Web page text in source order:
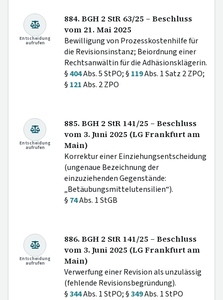
Entscheidung
aufrufen
884. BGH 2 StR 63/25 – Beschluss
vom 21. Mai 2025
Bewilligung von Prozesskostenhilfe für
die Revisionsinstanz; Beiordnung einer
Rechtsanwältin für die Adhäsionsklägerin.
§404Abs. 5 StPO; § 119Abs. 1 Satz 2 ZPO;
§ 121Abs. 2 ZPO
Entscheidung
aufrufen
885. BGH 2 StR 141/25 – Beschluss
vom 3. Juni 2025 (LG Frankfurt am
Main)
Korrektur einer Einziehungsentscheidung
(ungenaue Bezeichnung der
einzuziehenden Gegenstände:
„Betäubungsmittelutensilien“).
§ 74Abs. 1 StGB
Entscheidung
aufrufen
886. BGH 2 StR 141/25 – Beschluss
vom 3. Juni 2025 (LG Frankfurt am
Main)
Verwerfung einer Revision als unzulässig
(fehlende Revisionsbegründung).
§344Abs. 1 StPO; §349Abs. 1 StPO